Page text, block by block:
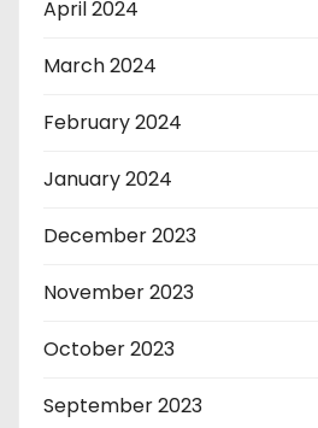
April 2024
March 2024
February 2024
January 2024
December 2023
November 2023
October 2023
September 2023